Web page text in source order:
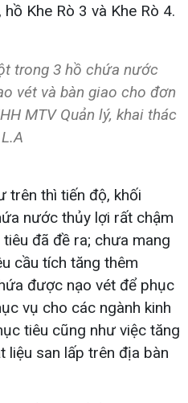
Khe Rò 3 và Khe Rò 4.
trong 3 hồ chứa nước
vét và bàn giao cho đơn
MTV Quản lý, khai thác
trên thì tiến độ, khối
nước thủy lợi rất chậm
đã đề ra; chưa mang
cầu tích tăng thêm
được nạo vét để phục
vụ cho các ngành kinh
tiêu cũng như việc tăng
liệu san lấp trên địa bàn